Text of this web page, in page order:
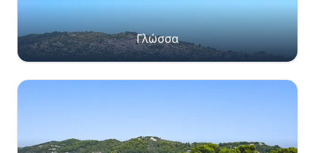
Γλώσσα